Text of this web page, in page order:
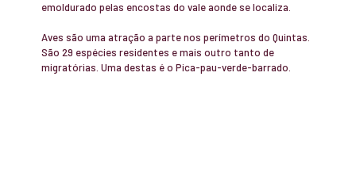
emoldurado pelas encostas do vale aonde se localiza.
Aves são uma atração a parte nos perímetros do Quintas.
São 29 espécies residentes e mais outro tanto de
migratórias. Uma destas é o Pica-pau-verde-barrado.